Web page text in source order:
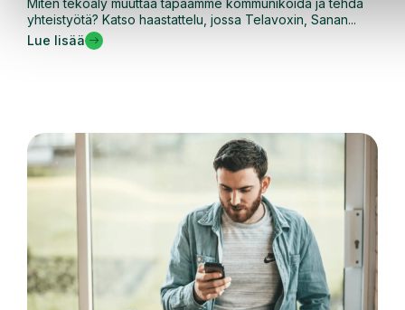
yhteistyötä? Katso haastattelu, jossa Telavoxin, Sanan...
Lue lisää